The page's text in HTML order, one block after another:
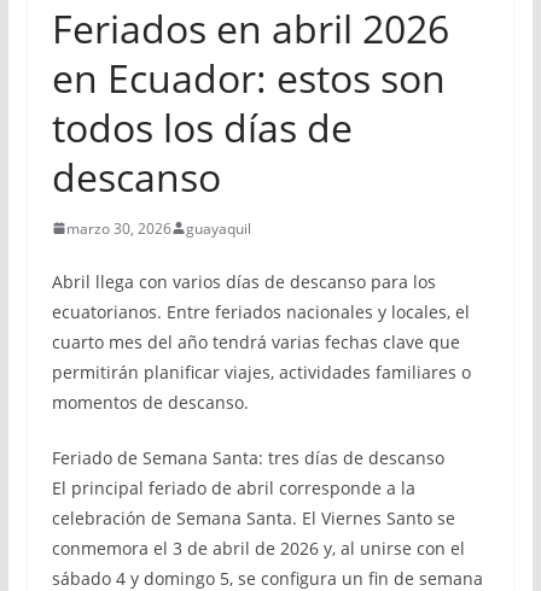
Feriados en abril 2026
en Ecuador: estos son
todos los días de
descanso
marzo 30, 2026 guayaquil
Abril llega con varios días de descanso para los
ecuatorianos. Entre feriados nacionales y locales, el
cuarto mes del año tendrá varias fechas clave que
permitirán planificar viajes, actividades familiares o
momentos de descanso.
Feriado de Semana Santa: tres días de descanso
El principal feriado de abril corresponde a la
celebración de Semana Santa. El Viernes Santo se
conmemora el 3 de abril de 2026 y, al unirse con el
sábado 4 y domingo 5, se configura un fin de semana